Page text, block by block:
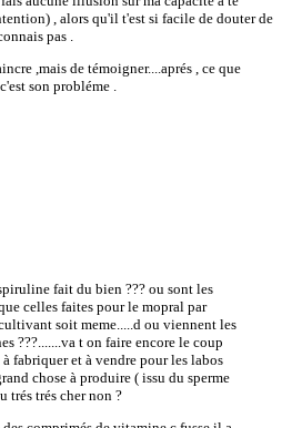
, alors qu'il t'est si facile de douter de
pas .
,mais de témoigner....aprés , ce que
son probléme .
fait du bien ??? ou sont les
celles faites pour le mopral par
soit meme.....d ou viennent les
???.......va t on faire encore le coup
fabriquer et à vendre pour les labos
chose à produire ( issu du sperme
trés trés cher non ?